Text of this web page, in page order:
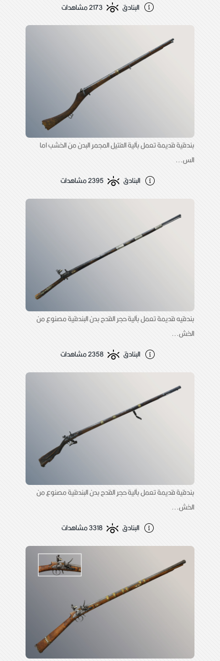
البنادق
2173 مشاهدات
بندقية قديمة تعمل بآلية الفتيل المجمر البدن من الخشب اما
الس...
البنادق
2395 مشاهدات
بندقيه قديمة تعمل بآلية حجر القدح بدن البندقية مصنوع من
الخش...
البنادق
2358 مشاهدات
بندقية قديمة تعمل بآلية حجر القدح بدن البندقية مصنوع من
الخش...
البنادق
3318 مشاهدات